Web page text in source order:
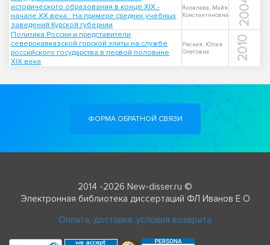
исторического образования в конце XIX -
начале XX века : На примере средних учебных
заведений Курской губернии
Яковлева, Майя
Константиновна
2004
Политика России и представители
северокавказской горской элиты на службе
российского государства в первой половине
XIX века
Рясная, Юлия
Олеговна
2010
ФОРМА ОБРАТНОЙ СВЯЗИ
2014 -2026 New-disser.ru ©
Электронная библиотека диссертаций ФЛ Иванов Е О
Оплата, доставка, условия возврата